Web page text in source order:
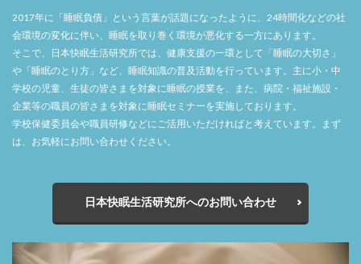
2017年に「睡眠負債」という言葉が話題になったように、24時間化などの社
会環境の変化に伴い、睡眠を取り巻く環境が悪化する一方にあります。
そこで、日本快眠生活研究所では、健康支援の一環として「睡眠の大切さ」
や「睡眠のとり方」など、睡眠知識の普及活動を行っています。主に小・中
学校の児童、生徒の皆さまを対象に睡眠の授業を、また、病院・福祉施設・
企業等の職員の皆さまを対象に睡眠セミナーを実施しております。
学校保健委員会や職員研修などにご活用いただければと考えています。まず
は、お気軽にお問い合わせください。
日本快眠生活研究所へのお問い合わせ